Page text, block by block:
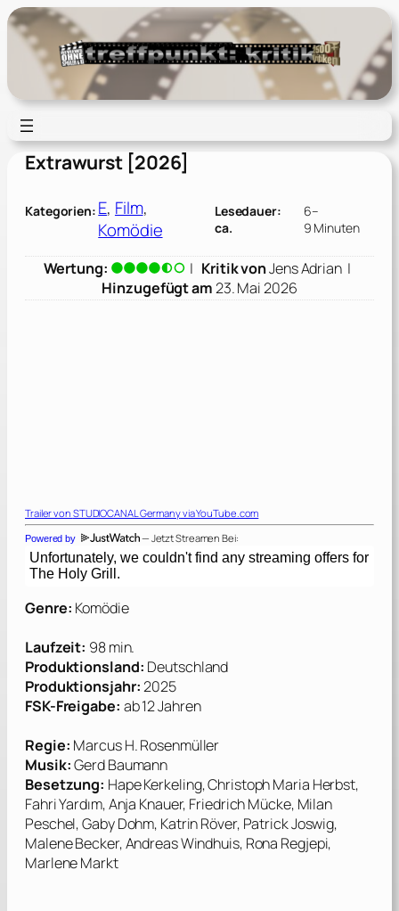
Zum
Inhalt
springen
Extrawurst [2026]
Kategorien: E, Film
Komödie
Lesedauer:
ca.
6–
9 Minuten
Wertung: | Kritik vonJens Adrian|
Hinzugefügt am23. Mai 2026
Trailer von STUDIOCANAL Germanyvia YouTube.com
Powered by — Jetzt Streamen Bei:
Genre: Komödie
Laufzeit: 98 min.
Produktionsland: Deutschland
Produktionsjahr:2025
FSK-Freigabe: ab 12 Jahren
Regie: Marcus H. Rosenmüller
Musik:Gerd Baumann
Besetzung: Hape Kerkeling, Christoph Maria Herbst,
Fahri Yardım, Anja Knauer, Friedrich Mücke, Milan
Peschel, Gaby Dohm, Katrin Röver, Patrick Joswig,
Malene Becker, Andreas Windhuis, Rona Regjepi,
Marlene Markt